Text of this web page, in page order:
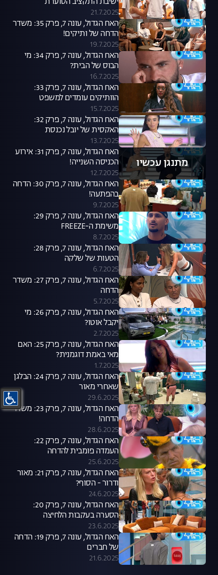
21.7.2025
האח הגדול, עונה 7, פרק 35: משדר
הדחה של ותיקים!
19.7.2025
האח הגדול, עונה 7, פרק 34: מי
הבוס של הבית?
16.7.2025
האח הגדול, עונה 7, פרק 33:
הוותיקים עומדים למשפט
15.7.2025
האח הגדול, עונה 7, פרק 32:
האקסית של יובל נכנסת
13.7.2025
מתנגן עכשיו
האח הגדול, עונה 7, פרק 31: אירוע
הכניסה השנייה!
12.7.2025
האח הגדול, עונה 7, פרק 30: הדחה
בהפתעה!
9.7.2025
האח הגדול, עונה 7, פרק 29:
משימת ה-FREEZE
8.7.2025
האח הגדול, עונה 7, פרק 28:
הטעות של שלקה
6.7.2025
האח הגדול, עונה 7, פרק 27: משדר
הדחה
5.7.2025
האח הגדול, עונה 7, פרק 26: מי
יקבל אוטו?
2.7.2025
האח הגדול, עונה 7, פרק 25: האם
מאי באמת דוגמנית?
1.7.2025
האח הגדול, עונה 7, פרק 24: הבלגן
שאחרי מאור
29.6.2025
האח הגדול, עונה 7, פרק 23: משדר
הדחה!
28.6.2025
האח הגדול, עונה 7, פרק 22:
העמדה פומבית להדחה
25.6.2025
האח הגדול, עונה 7, פרק 21: מאור
ודרור - הסוף?
24.6.2025
האח הגדול, עונה 7, פרק 20:
הסערה בעקבות הלחיצה
23.6.2025
האח הגדול, עונה 7, פרק 19: הדחה
של חברים
21.6.2025